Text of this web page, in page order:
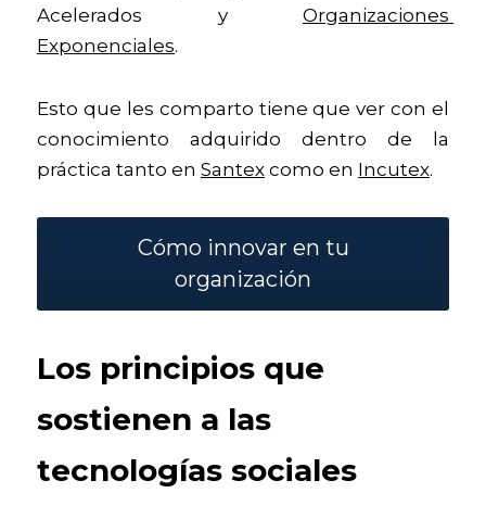
Acelerados y Organizaciones
Exponenciales.
Esto que les comparto tiene que ver con el
conocimiento adquirido dentro de la
práctica tanto en Santex como en Incutex.
Cómo innovar en tu
organización
Los principios que
sostienen a las
tecnologías sociales